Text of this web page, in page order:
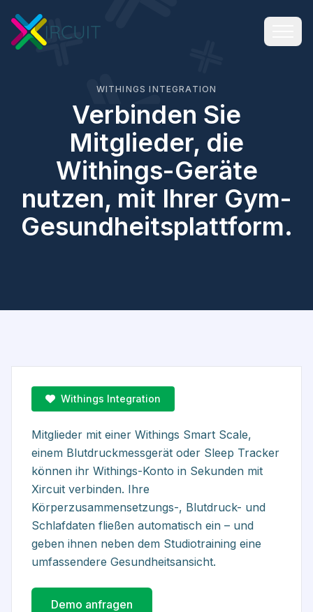
WITHINGS INTEGRATION
Verbinden Sie
Mitglieder, die
Withings-Geräte
nutzen, mit Ihrer Gym-
Gesundheitsplattform.
Withings Integration
Mitglieder mit einer Withings Smart Scale,
einem Blutdruckmessgerät oder Sleep Tracker
können ihr Withings-Konto in Sekunden mit
Xircuit verbinden. Ihre
Körperzusammensetzungs-, Blutdruck- und
Schlafdaten fließen automatisch ein – und
geben ihnen neben dem Studiotraining eine
umfassendere Gesundheitsansicht.
Demo anfragen